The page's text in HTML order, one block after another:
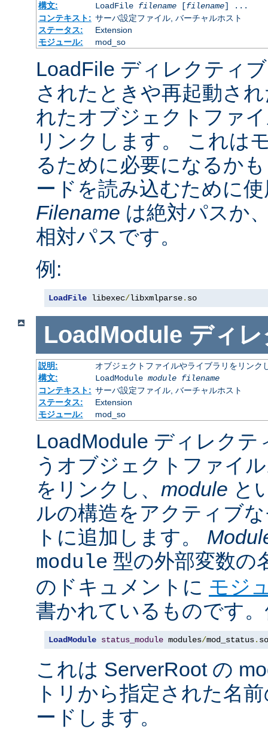
構文:
LoadFile filename[filename] ...
コンテキスト: サーバ設定ファイル, バーチャルホスト
ステータス:
Extension
モジュール:
mod_so
LoadFile ディレクティ
されたときや再起動さ
れたオブジェクトファ
リンクします。 これは
るために必要になるか
ードを読み込むために
Filename は絶対パスか
相対パスです。
例:
LoadFile libexec/libxmlparse. so
LoadModule ディ
説明:
オブジェクトファイルやライブラリをリン
構文:
LoadModule module filename
コンテキスト: サーバ設定ファイル, バーチャルホスト
ステータス:
Extension
モジュール:
mod_so
LoadModule ディレク
うオブジェクトファイ
をリンクし、 module と
ルの構造をアクティブ
トに追加します。
module 型の外部変数の
のドキュメントに モジ
書かれているものです
LoadModule status_module modules/mod_status. so
これは ServerRoot の
トリから指定された名
ードします。